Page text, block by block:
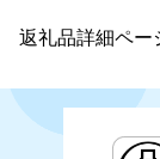
返礼品詳細ペー